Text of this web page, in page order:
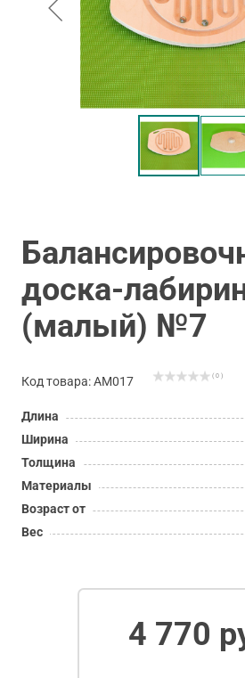
доска-
(малый) №7
Код товара: АМ017 ( 0 )
Длина
Ширина
Толщина
Материалы
Возраст от
Вес
4 770